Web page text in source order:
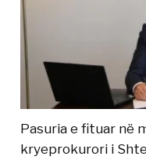
Pasuria e fituar në
kryeprokurori i